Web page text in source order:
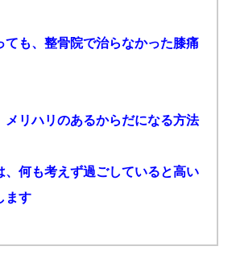
ても、整骨院で治らなかった膝痛
メリハリのあるからだになる方法
、何も考えず過ごしていると高い
ます